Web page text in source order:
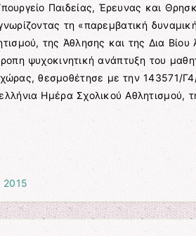
Παιδείας, Έρευνας και
τη «παρεμβατική
της Άθλησης και της Δια
ψυχοκινητική ανάπτυξη του
θεσμοθέτησε με την 143571/
Ημέρα Σχολικού Αθλητισμού,
2015